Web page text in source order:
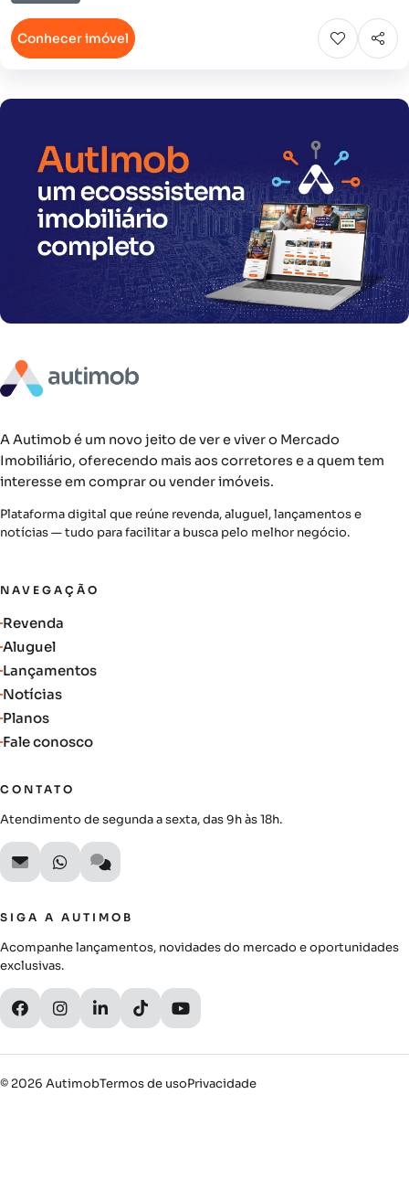
Conhecer imóvel
A Autimob é um novo jeito de ver e viver o Mercado
Imobiliário, oferecendo mais aos corretores e a quem tem
interesse em comprar ou vender imóveis.
Plataforma digital que reúne revenda, aluguel, lançamentos e
notícias — tudo para facilitar a busca pelo melhor negócio.
NAVEGAÇÃO
Revenda
Aluguel
Lançamentos
Notícias
Planos
Fale conosco
CONTATO
Atendimento de segunda a sexta, das 9h às 18h.
SIGA A AUTIMOB
Acompanhe lançamentos, novidades do mercado e oportunidades
exclusivas.
© 2026 AutimobTermos de usoPrivacidade